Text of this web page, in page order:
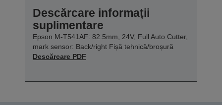
Descărcare informații
suplimentare
Epson M-T541AF: 82.5mm, 24V, Full Auto Cutter,
mark sensor: Back/right Fișă tehnică/broșură
Descărcare PDF